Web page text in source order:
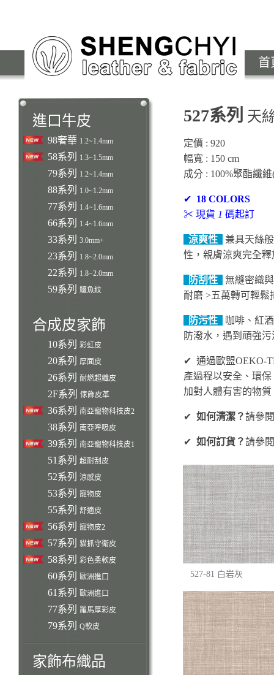
首
進口牛皮
98奢華 1.2~1.4mm
58系列 1.3~1.5mm
79系列 1.2~1.4mm
88系列 1.0~1.2mm
77系列 1.4~1.6mm
66系列 1.4~1.6mm
33系列 3.0mm+
23系列 1.8~2.0mm
22系列 1.8~2.0mm
59系列 鱷魚紋
合成皮家飾
10系列 彩虹皮
20系列 厚面皮
26系列 耐燃超纖皮
2F系列 傢飾皮革
36系列 南亞寵物科技皮2
38系列 南亞呼吸皮
39系列 南亞寵物科技皮1
51系列 超耐刮皮
52系列 涼感皮
53系列 寵物皮
55系列 舒適皮
56系列 寵物皮2
57系列 貓抓守衛皮
58系列 彩色柔軟皮
60系列 歐洲進口
61系列 歐洲進口
77系列 羅馬厚彩皮
79系列 Q軟皮
家飾布織品
527系列 天
定價 : 920
幅寬 : 150 cm
成分 : 100%聚酯纖
✔ 18 COLORS
✂ 現貨 1 碼起訂
涼爽性
兼具天絲
性，親膚涼爽完全
防刮性
無縫密織
耐磨 >五萬轉可輕鬆
防污性
咖啡、紅
防潑水，遇到頑強
✔ 通過歐盟OEKO-
產過程以安全、環
加對人體有害的物
✔ 如何清潔？請參
✔ 如何訂貨？請參
527-81 白岩灰